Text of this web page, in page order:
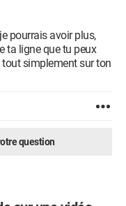
pourrais avoir plus,
ta ligne que tu peux
simplement sur ton
question